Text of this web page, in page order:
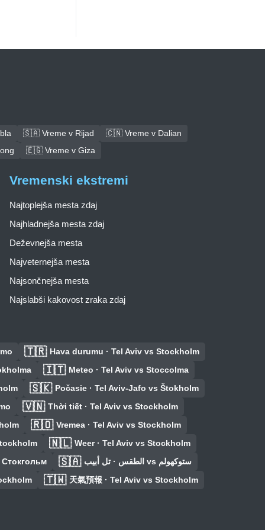
🇸🇦 Vreme v Rijad
🇨🇳 Vreme v Dalian
🇪🇬 Vreme v Giza
Vremenski ekstremi
Najtoplejša mesta zdaj
Najhladnejša mesta zdaj
Deževnejša mesta
Najveternejša mesta
Najsončnejša mesta
Najslabši kakovost zraka zdaj
🇹🇷 Hava durumu · Tel Aviv vs Stockholm
🇮🇹 Meteo · Tel Aviv vs Stoccolma
🇸🇰 Počasie · Tel Aviv-Jafo vs Štokholm
🇻🇳 Thời tiết · Tel Aviv vs Stockholm
🇷🇴 Vremea · Tel Aviv vs Stockholm
🇳🇱 Weer · Tel Aviv vs Stockholm
🇸🇦
الطقس · تل أبيب vs ستوكهولم
🇹🇼 天氣預報 · Tel Aviv vs Stockholm